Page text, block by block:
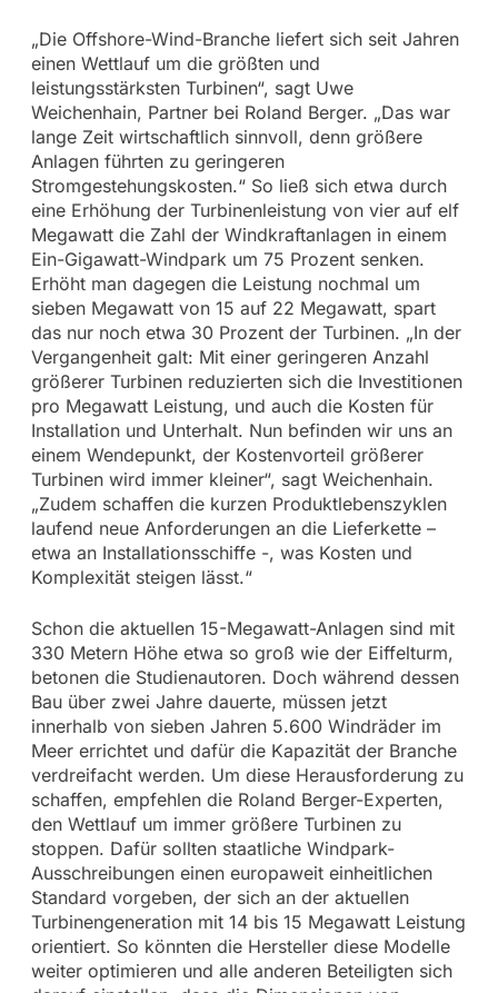
„Die Offshore-Wind-Branche liefert sich seit Jahren
einen Wettlauf um die größten und
leistungsstärksten Turbinen“, sagt Uwe
Weichenhain, Partner bei Roland Berger. „Das war
lange Zeit wirtschaftlich sinnvoll, denn größere
Anlagen führten zu geringeren
Stromgestehungskosten.“ So ließ sich etwa durch
eine Erhöhung der Turbinenleistung von vier auf elf
Megawatt die Zahl der Windkraftanlagen in einem
Ein-Gigawatt-Windpark um 75 Prozent senken.
Erhöht man dagegen die Leistung nochmal um
sieben Megawatt von 15 auf 22 Megawatt, spart
das nur noch etwa 30 Prozent der Turbinen. „In der
Vergangenheit galt: Mit einer geringeren Anzahl
größerer Turbinen reduzierten sich die Investitionen
pro Megawatt Leistung, und auch die Kosten für
Installation und Unterhalt. Nun befinden wir uns an
einem Wendepunkt, der Kostenvorteil größerer
Turbinen wird immer kleiner“, sagt Weichenhain.
„Zudem schaffen die kurzen Produktlebenszyklen
laufend neue Anforderungen an die Lieferkette –
etwa an Installationsschiffe -, was Kosten und
Komplexität steigen lässt.“
Schon die aktuellen 15-Megawatt-Anlagen sind mit
330 Metern Höhe etwa so groß wie der Eiffelturm,
betonen die Studienautoren. Doch während dessen
Bau über zwei Jahre dauerte, müssen jetzt
innerhalb von sieben Jahren 5.600 Windräder im
Meer errichtet und dafür die Kapazität der Branche
verdreifacht werden. Um diese Herausforderung zu
schaffen, empfehlen die Roland Berger-Experten,
den Wettlauf um immer größere Turbinen zu
stoppen. Dafür sollten staatliche Windpark-
Ausschreibungen einen europaweit einheitlichen
Standard vorgeben, der sich an der aktuellen
Turbinengeneration mit 14 bis 15 Megawatt Leistung
orientiert. So könnten die Hersteller diese Modelle
weiter optimieren und alle anderen Beteiligten sich